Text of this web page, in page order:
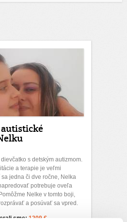
s detským autizmom.
a terapie je veľmi
jedna či dve ročne, Nelka
potrebuje oveľa
Nelke v tomto boji,
a posúvať sa vpred.
sme: 1209 €